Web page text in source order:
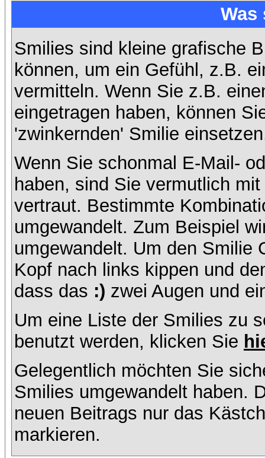
Was
Smilies sind kleine grafische
können, um ein Gefühl, z.B.
vermitteln. Wenn Sie z.B.
eingetragen haben, können
'zwinkernden' Smilie
Wenn Sie schonmal E-Mail-
haben, sind Sie vermutlich
vertraut. Bestimmte
umgewandelt. Zum Beispiel
umgewandelt. Um den Smilie
Kopf nach links kippen und
dass das :) zwei Augen und
Um eine Liste der Smilies zu
benutzt werden, klicken Sie
Gelegentlich möchten Sie
Smilies umgewandelt haben.
neuen Beitrags nur das
markieren.